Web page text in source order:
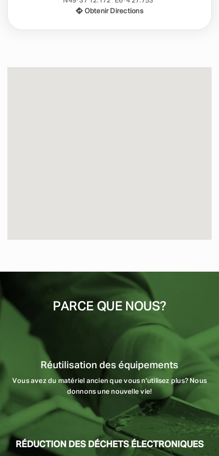
Obtenir Directions
PARCE QUE NOUS?
Réutilisation des équipements
Vous avez du matériel ancien que vous n'utilisez plus? Nous
donnons une nouvelle vie!
RÉDUCTION DES DÉCHETS ÉLECTRONIQUES